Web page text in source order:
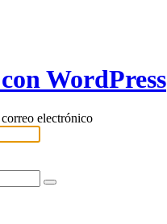
WordPress
electrónico